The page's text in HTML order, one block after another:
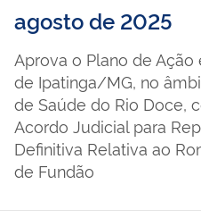
agosto de 2025
Aprova o Plano de
de Ipatinga/MG, no
de Saúde do Rio Doce,
Acordo Judicial para
Definitiva Relativa ao
de Fundão